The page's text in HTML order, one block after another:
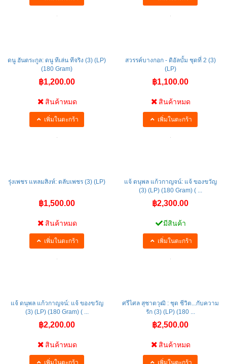
ดนู ฮันตระกูล: ดนู ทีเล่น ทีจริง (3) (LP)
(180 Gram)
เพิ่มในตะกร้า
สวรรค์บางกอก - ดิอัลบั้ม ชุดที่ 2 (3)
(LP)
เพิ่มในตะกร้า
เพิ่มในตะกร้า
แจ้ ดนุพล แก้วกาญจน์: แจ้ ของขวัญ
(3) (LP) (180 Gram) ( ...
เพิ่มในตะกร้า
แจ้ ดนุพล แก้วกาญจน์: แจ้ ของขวัญ
(3) (LP) (180 Gram) ( ...
ศรีไศล สุชาตวุฒิ : ชุด ชีวิต...กับความ
รัก (3) (LP) (180 ...